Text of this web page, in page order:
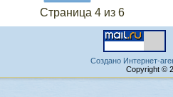
Страница 4 из 6
Создано Интернет-
Copyright ©